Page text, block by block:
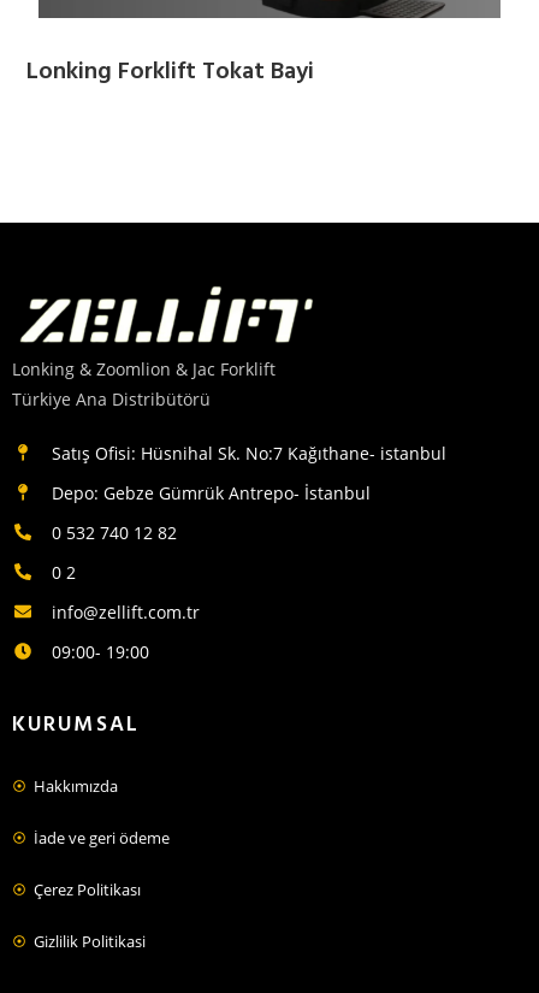
Lonking Forklift Tokat Bayi
Lonking & Zoomlion & Jac Forklift
Türkiye Ana Distribütörü
Satış Ofisi: Hüsnihal Sk. No:7 Kağıthane- istanbul
Depo: Gebze Gümrük Antrepo- İstanbul
0 532 740 12 82
0 2
info@zellift.com.tr
09:00- 19:00
KURUMSAL
Hakkımızda
İade ve geri ödeme
Çerez Politikası
Gizlilik Politikasi